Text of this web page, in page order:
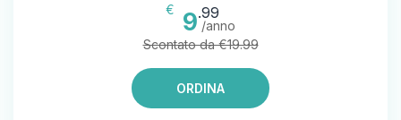
€
9.99
/anno
Scontato da €19.99
ORDINA